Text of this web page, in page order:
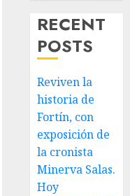
RECENT
POSTS
Reviven la
historia de
Fortín, con
exposición de
la cronista
Minerva Salas.
Hoy